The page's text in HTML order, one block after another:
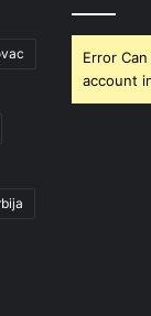
Error
account